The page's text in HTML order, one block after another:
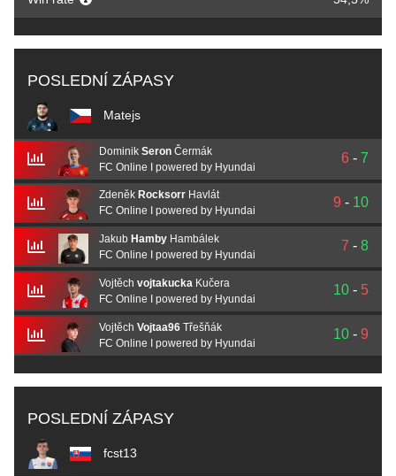
POSLEDNÍ ZÁPASY
Matejs
Dominik SeronČermák
FC Online I powered by Hyundai
6 - 7
Zdeněk RocksorrHavlát
FC Online I powered by Hyundai
9 - 10
Jakub HambyHambálek
FC Online I powered by Hyundai
7 - 8
Vojtěch vojtakuckaKučera
FC Online I powered by Hyundai
10 - 5
Vojtěch Vojtaa96Třešňák
FC Online I powered by Hyundai
10 - 9
POSLEDNÍ ZÁPASY
fcst13